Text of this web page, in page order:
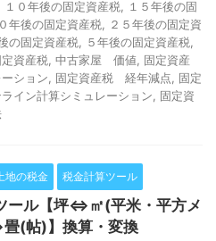
１０年後の固定資産税
１５年後の固
年後の固定資産税
２５年後の固定資
の固定資産税 ５年後の固定資産税
資産税 中古家屋 価値
固定資産
ション
固定資産税 経年減点
固定
イン計算シミュレーション
固定資
地の税金 税金計算ツール
ール【坪⇔㎡(平米・平方メ
(帖)】換算・変換